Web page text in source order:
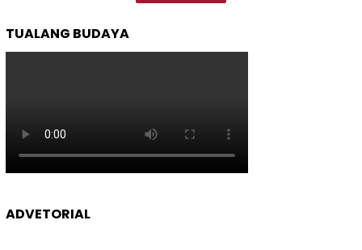
TUALANG BUDAYA
ADVETORIAL